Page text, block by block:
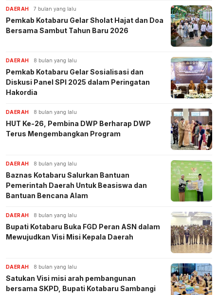
DAERAH 7 bulan yang lalu
Pemkab Kotabaru Gelar Sholat Hajat dan Doa
Bersama Sambut Tahun Baru 2026
DAERAH 8 bulan yang lalu
Pemkab Kotabaru Gelar Sosialisasi dan
Diskusi Panel SPI 2025 dalam Peringatan
Hakordia
DAERAH 8 bulan yang lalu
HUT Ke-26, Pembina DWP Berharap DWP
Terus Mengembangkan Program
DAERAH 8 bulan yang lalu
Baznas Kotabaru Salurkan Bantuan
Pemerintah Daerah Untuk Beasiswa dan
Bantuan Bencana Alam
DAERAH 8 bulan yang lalu
Bupati Kotabaru Buka FGD Peran ASN dalam
Mewujudkan Visi Misi Kepala Daerah
DAERAH 8 bulan yang lalu
Satukan Visi misi arah pembangunan
bersama SKPD, Bupati Kotabaru Sambangi